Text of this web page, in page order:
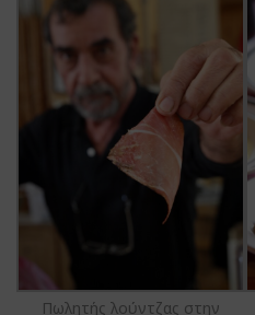
Πωλητής λούντζας στην